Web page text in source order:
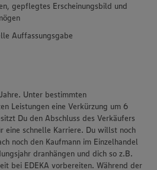
gepflegtes Erscheinungsbild und
Auffassungsgabe
Unter bestimmten
Leistungen eine Verkürzung um 6
Du den Abschluss des Verkäufers
eine schnelle Karriere. Du willst noch
noch den Kaufmann im Einzelhandel
dranhängen und dich so z.B.
bei EDEKA vorbereiten. Während der